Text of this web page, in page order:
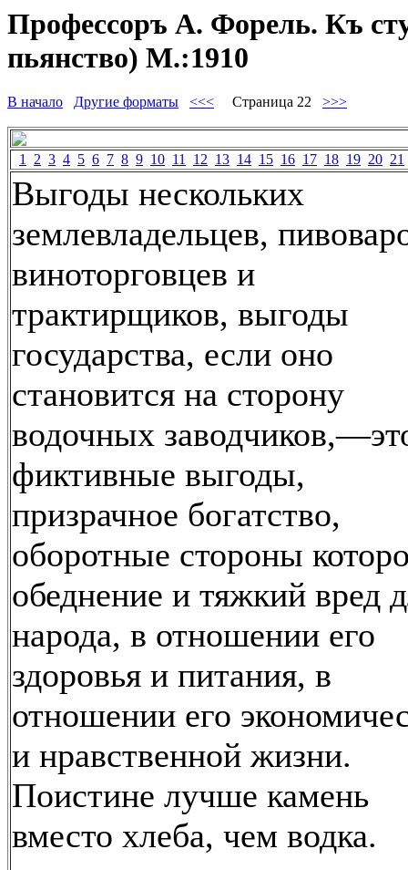
Профессоръ А. Форель. Къ
пьянство) М.:1910
В начало Другие форматы <<< Страница 22 >>>
1 2 3 4 5 6 7 8 9 10 11 12 13 14 15 16 17 18 19 20 21
Выгоды нескольких
землевладельцев,
виноторговцев и
трактирщиков, выгоды
государства, если оно
становится на сторону
водочных
фиктивные выгоды,
призрачное богатство,
оборотные стороны
обеднение и тяжкий вред
народа, в отношении его
здоровья и питания, в
отношении его
и нравственной жизни.
Поистине лучше камень
вместо хлеба, чем водка.